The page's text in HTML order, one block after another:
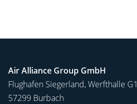
Air Alliance Group GmbH
Flughafen Siegerland, Werfthalle G1
57299 Burbach